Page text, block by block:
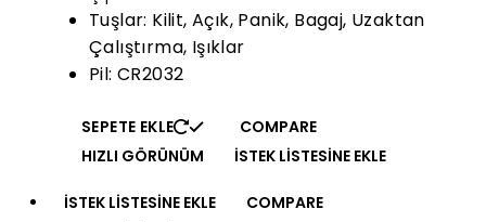
Tuşlar: Kilit, Açık, Panik, Bagaj, Uzaktan
Çalıştırma, Işıklar
Pil: CR2032
SEPETE EKLE
COMPARE
HIZLI GÖRÜNÜM
İSTEK LISTESINE EKLE
İSTEK LISTESINE EKLE
COMPARE